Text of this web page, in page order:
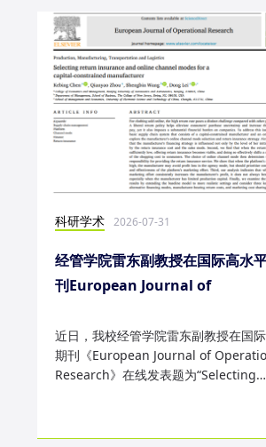
科研学术 2026-07-31
经管学院雷东副教授在国际高水
刊European Journal of
果
近日，我校经管学院雷东副教授在国
期刊《European Journal of
Research》在线发表题为“Selecting